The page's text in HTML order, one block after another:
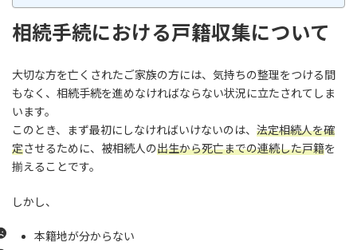
相続手続における戸籍収集について
大切な方を亡くされたご家族の方には、気持ちの整理をつける間
もなく、相続手続を進めなければならない状況に立たされてしま
います。
このとき、まず最初にしなければいけないのは、 法定相続人を確
定させるために、被相続人の出生から死亡までの連続した戸籍を
揃えることです。
しかし、
本籍地が分からない